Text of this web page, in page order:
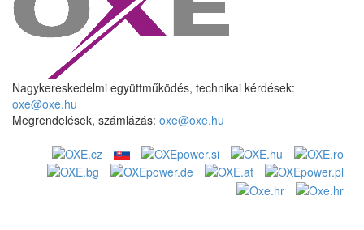
Nagykereskedelmi együttműködés, technikai kérdések:
oxe@oxe.hu
Megrendelések, számlázás: oxe@oxe.hu